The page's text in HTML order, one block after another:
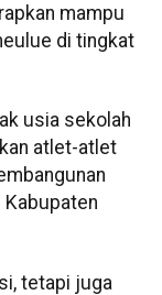
mampu
di tingkat
usia sekolah
atlet-atlet
Kabupaten
tetapi juga